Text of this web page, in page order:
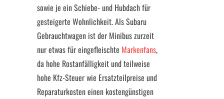
sowie je ein Schiebe- und Hubdach für
gesteigerte Wohnlichkeit. Als Subaru
Gebrauchtwagen ist der Minibus zurzeit
nur etwas für eingefleischte Markenfans,
da hohe Rostanfälligkeit und teilweise
hohe Kfz-Steuer wie Ersatzteilpreise und
Reparaturkosten einen kostengünstigen